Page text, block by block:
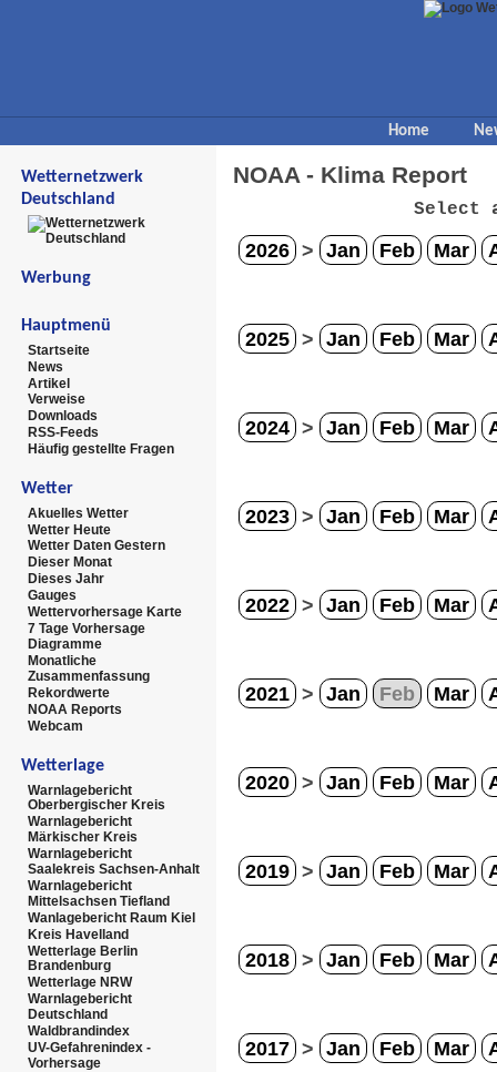
Home
Wetternetzwerk
Deutschland
Werbung
Hauptmenü
Startseite
News
Artikel
Verweise
Downloads
RSS-Feeds
Häufig gestellte Fragen
Wetter
Akuelles Wetter
Wetter Heute
Wetter Daten Gestern
Dieser Monat
Dieses Jahr
Gauges
Wettervorhersage Karte
7 Tage Vorhersage
Diagramme
Monatliche
Zusammenfassung
Rekordwerte
NOAA Reports
Webcam
Wetterlage
Warnlagebericht
Oberbergischer Kreis
Warnlagebericht
Märkischer Kreis
Warnlagebericht
Saalekreis Sachsen-Anhalt
Warnlagebericht
Mittelsachsen Tiefland
Wanlagebericht Raum Kiel
Kreis Havelland
Wetterlage Berlin
Brandenburg
Wetterlage NRW
Warnlagebericht
Deutschland
Waldbrandindex
UV-Gefahrenindex -
Vorhersage
NOAA - Klima Report
Select
2026 > Jan Feb Mar
2025 > Jan Feb Mar
2024 > Jan Feb Mar
2023 > Jan Feb Mar
2022 > Jan Feb Mar
2021 > Jan Feb Mar
2020 > Jan Feb Mar
2019 > Jan Feb Mar
2018 > Jan Feb Mar
2017 > Jan Feb Mar